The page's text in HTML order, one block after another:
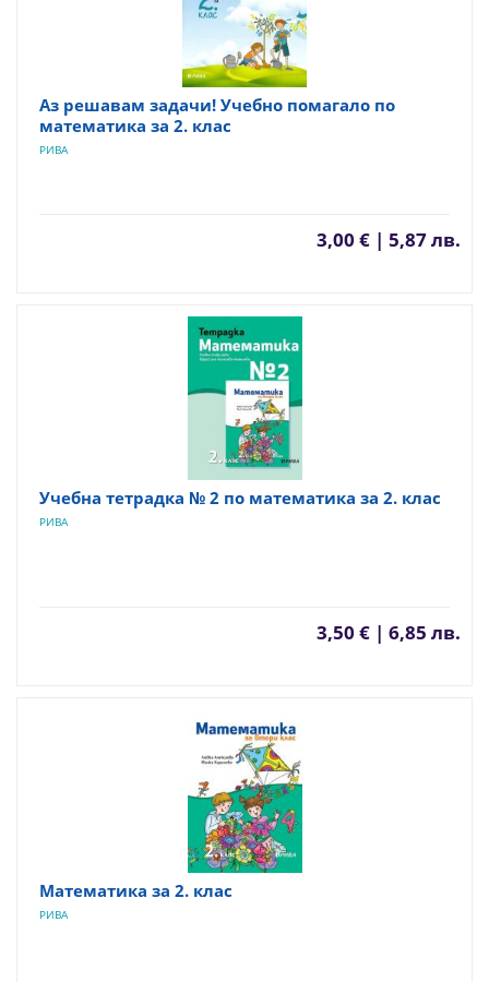
Аз решавам задачи! Учебно помагало по
математика за 2. клас
РИВА
3,00 € | 5,87 лв.
Учебна тетрадка № 2 по математика за 2. клас
РИВА
3,50 € | 6,85 лв.
Математика за 2. клас
РИВА